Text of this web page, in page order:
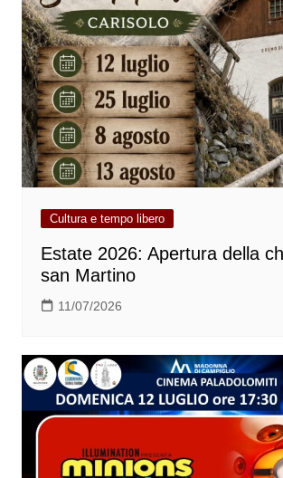
Cultura e tempo libero
Estate 2026: Apertura della
san Martino
11/07/2026